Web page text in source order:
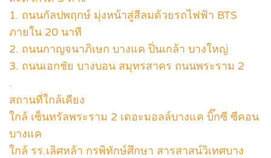
1. ถนนกัลปพฤกษ์ มุ่งหน้าสู่สีลมด้วยรถไฟฟ้า BTS
ภายใน 20 นาที
2. ถนนกาญจนาภิเษก บางแค ปิ่นเกล้า บางใหญ่
3. ถนนเอกชัย บางบอน สมุทรสาคร ถนนพระราม 2
.
สถานที่ใกล้เคียง
ใกล้ เซ็นทรัลพระราม 2 เดอะมอลล์บางแค บิ๊กซี ซีคอน
บางแค
ใกล้ รร.เลิศหล้า กรพิทักษ์ศึกษา สารสาสน์วิเทศบาง